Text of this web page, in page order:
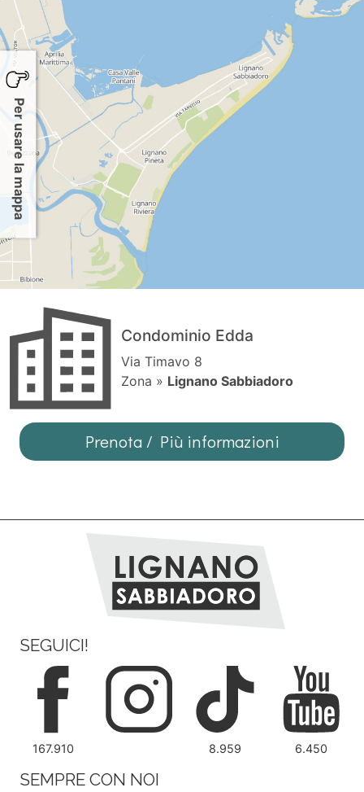
Per usare la mappa
Condominio Edda
Via Timavo 8
Zona » Lignano Sabbiadoro
Prenota / Più informazioni
SEGUICI!
167.910 8.959 6.450
SEMPRE CON NOI